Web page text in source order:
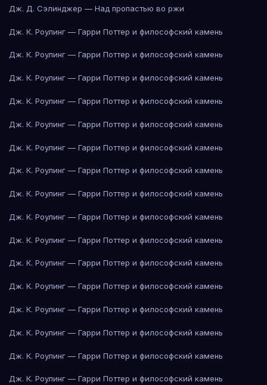
Дж. Д. Сэлинджер — Над пропастью во ржи
Дж. К. Роулинг — Гарри Поттер и философский камень
Дж. К. Роулинг — Гарри Поттер и философский камень
Дж. К. Роулинг — Гарри Поттер и философский камень
Дж. К. Роулинг — Гарри Поттер и философский камень
Дж. К. Роулинг — Гарри Поттер и философский камень
Дж. К. Роулинг — Гарри Поттер и философский камень
Дж. К. Роулинг — Гарри Поттер и философский камень
Дж. К. Роулинг — Гарри Поттер и философский камень
Дж. К. Роулинг — Гарри Поттер и философский камень
Дж. К. Роулинг — Гарри Поттер и философский камень
Дж. К. Роулинг — Гарри Поттер и философский камень
Дж. К. Роулинг — Гарри Поттер и философский камень
Дж. К. Роулинг — Гарри Поттер и философский камень
Дж. К. Роулинг — Гарри Поттер и философский камень
Дж. К. Роулинг — Гарри Поттер и философский камень
Дж. К. Роулинг — Гарри Поттер и философский камень